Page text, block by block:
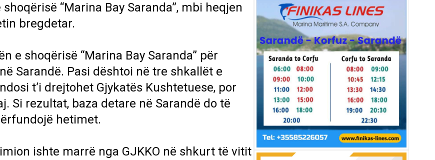
“Marina Bay Saranda”, mbi heqjen
bregdetar.
e shoqërisë “Marina Bay Saranda” për
Sarandë. Pasi dështoi në tre shkallët e
t’i drejtohet Gjykatës Kushtetuese, por
Si rezultat, baza detare në Sarandë do të
hetimet.
ishte marrë nga GJKKO në shkurt të vitit